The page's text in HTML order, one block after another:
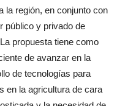
la región, en conjunto con
público y privado de
propuesta tiene como
de avanzar en la
de tecnologías para
en la agricultura de cara